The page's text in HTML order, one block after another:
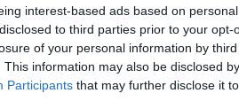
interest-based ads based on
to third parties prior to your
of your personal information by
This information may also be disclosed
Participants that may further disclose it